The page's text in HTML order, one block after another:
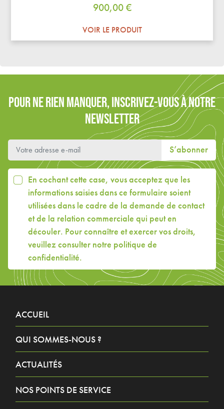
Prix
900,00 €
VOIR LE PRODUIT
POUR NE RIEN MANQUER, INSCRIVEZ-VOUS À NOTRE
NEWSLETTER
S’abonner
En cochant cette case, vous acceptez que les
informations saisies dans ce formulaire soient
utilisées dans le cadre de la demande de contact
et de la relation commerciale qui peut en
découler. Pour connaître et exercer vos droits,
veuillez consulter notre politique de
confidentialité.
ACCUEIL
QUI SOMMES-NOUS ?
ACTUALITÉS
NOS POINTS DE SERVICE